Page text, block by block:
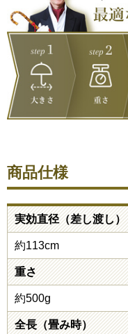
商品仕様
実効直径（差し渡し）
約113cm
重さ
約500g
全長（畳み時）